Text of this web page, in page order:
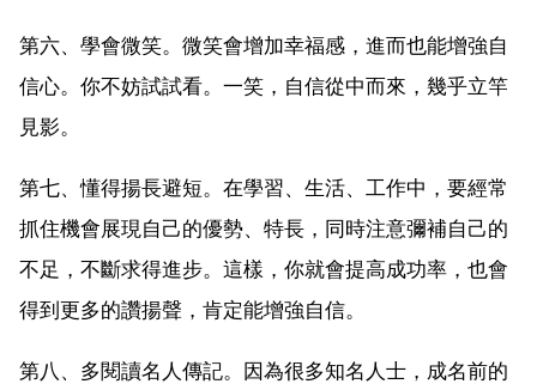
第六、學會微笑。微笑會增加幸福感，進而也能增強自
信心。你不妨試試看。一笑，自信從中而來，幾乎立竿
見影。
第七、懂得揚長避短。在學習、生活、工作中，要經常
抓住機會展現自己的優勢、特長，同時注意彌補自己的
不足，不斷求得進步。這樣，你就會提高成功率，也會
得到更多的讚揚聲，肯定能增強自信。
第八、多閱讀名人傳記。因為很多知名人士，成名前的